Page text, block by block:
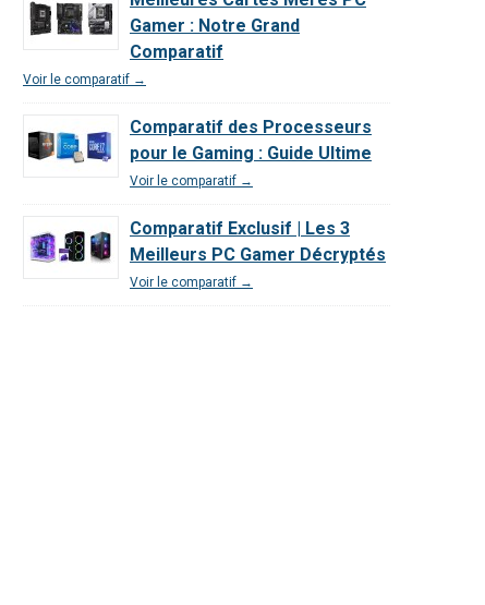
Gamer : Notre Grand
Comparatif
Voir le comparatif →
Comparatif des Processeurs
pour le Gaming : Guide Ultime
Voir le comparatif →
Comparatif Exclusif | Les 3
Meilleurs PC Gamer Décryptés
Voir le comparatif →